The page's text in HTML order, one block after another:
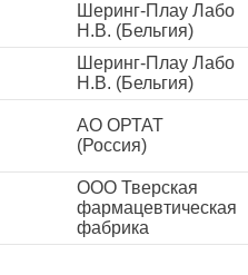
Шеринг-Плау Лабо
Н.В. (Бельгия)
Шеринг-Плау Лабо
Н.В. (Бельгия)
АО ОРТАТ
(Россия)
ООО Тверская
фармацевтическая
фабрика